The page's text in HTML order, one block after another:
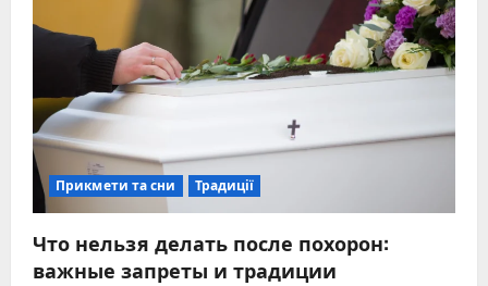
Прикмети та сни Традиції
Что нельзя делать после похорон:
важные запреты и традиции